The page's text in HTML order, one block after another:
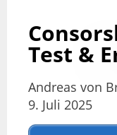
Test &
Andreas von
9. Juli 2025